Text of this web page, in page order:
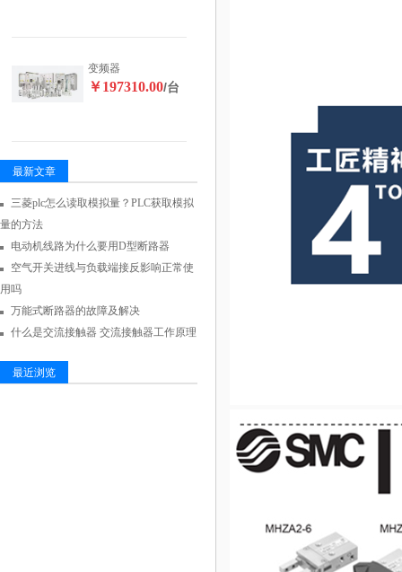
变频器
￥197310.00/台
最新文章
三菱plc怎么读取模拟量？PLC获取模拟
量的方法
电动机线路为什么要用D型断路器
空气开关进线与负载端接反影响正常使
用吗
万能式断路器的故障及解决
什么是交流接触器 交流接触器工作原理
最近浏览